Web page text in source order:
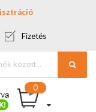
Fizetés